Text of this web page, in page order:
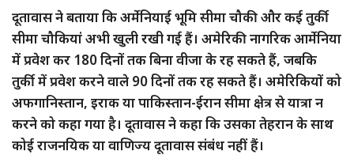
दूतावास ने बताया कि अर्मेनियाई भूमि सीमा चौकी और कई तुर्की
सीमा चौकियां अभी खुली रखी गई हैं। अमेरिकी नागरिक आर्मेनिया
में प्रवेश कर 180 दिनों तक बिना वीजा के रह सकते हैं, जबकि
तुर्की में प्रवेश करने वाले 90 दिनों तक रह सकते हैं। अमेरिकियों को
अफगानिस्तान, इराक या पाकिस्तान-ईरान सीमा क्षेत्र से यात्रा न
करने को कहा गया है। दूतावास ने कहा कि उसका तेहरान के साथ
कोई राजनयिक या वाणिज्य दूतावास संबंध नहीं हैं।